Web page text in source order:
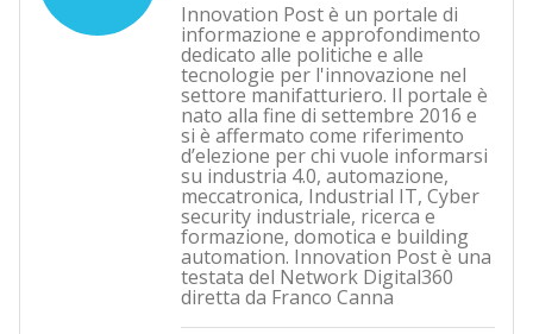
Innovation Post è un portale di
informazione e approfondimento
dedicato alle politiche e alle
tecnologie per l'innovazione nel
settore manifatturiero. Il portale è
nato alla fine di settembre 2016 e
si è affermato come riferimento
d’elezione per chi vuole informarsi
su industria 4.0, automazione,
meccatronica, Industrial IT, Cyber
security industriale, ricerca e
formazione, domotica e building
automation. Innovation Post è una
testata del Network Digital360
diretta da Franco Canna